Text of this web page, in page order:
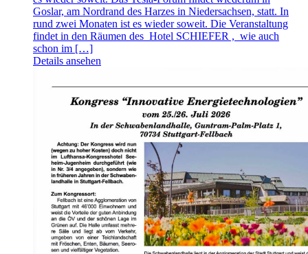
Goslar, am Nordrand des Harzes in Niedersachsen, statt. In
rund zwei Monaten ist es wieder soweit. Die Veranstaltung
findet in den Räumen des Hotel SCHIEFER , wie auch
schon im […]
Details ansehen